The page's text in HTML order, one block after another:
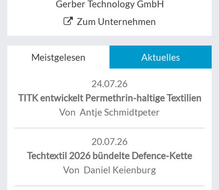
Gerber Technology GmbH
Zum Unternehmen
Meistgelesen Aktuelles
24.07.26
TITK entwickelt Permethrin-haltige Textilien
Von Antje Schmidtpeter
20.07.26
Techtextil 2026 bündelte Defence-Kette
Von Daniel Keienburg